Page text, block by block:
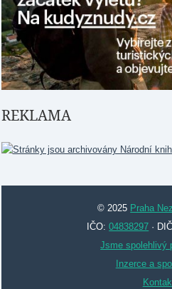
REKLAMA
© 2025 Praha
IČO:04838297 ·
Jsme spolehlivý
Inzerce a